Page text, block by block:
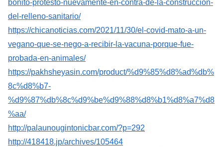
bonito-protesto-nuevamente-en-contra-de-la-construccion-
del-relleno-sanitario/
https://chicanoticias.com/2021/11/30/el-covid-mato-a-un-
vegano-que-se-nego-a-recibir-la-vacuna-porque-fue-
probada-en-animales/
https://pakhsheyasin.com/product/%d9%85%d8%ad%db%
8c%d8%b7-
%d9%87%db%8c%d9%be%d9%88%d8%b1%d8%a7%d8
%aa/
http://palaunougintonicbar.com/?p=292
http://418418.jp/archives/105464